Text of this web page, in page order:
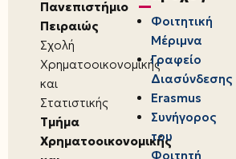
Πανεπιστήμιο
Πειραιώς
Σχολή
Χρηματοοικονομικής
και
Στατιστικής
Τμήμα
Χρηματοοικονομικής
Φοιτητική
Μέριμνα
Γραφείο
Διασύνδεσης
Erasmus
Συνήγορος
του
Φοιτητή